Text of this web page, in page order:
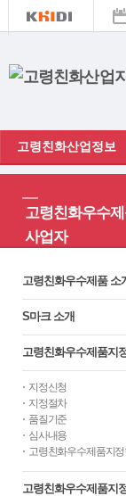
고령친화산업정보
고령친화우수제
사업자
고령친화우수제품 소
S마크 소개
고령친화우수제품지
지정신청
지정절차
품질기준
심사내용
고령친화우수제품지
고령친화우수제품지